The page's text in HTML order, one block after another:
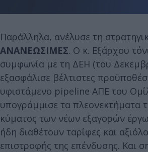
Παράλληλα, ανέλυσε τη
ΑΝΑΝΕΩΣΙΜΕΣ. Ο κ. Εξάρχου
συμφωνία με τη ΔΕΗ (του
εξασφάλισε βέλτιστες
υφιστάμενο pipeline ΑΠΕ του
υπογράμμισε τα πλεονεκτήματα
κύματος των νέων εξαγορών
ήδη διαθέτουν ταρίφες και
επιστροφής της επένδυσης. Και